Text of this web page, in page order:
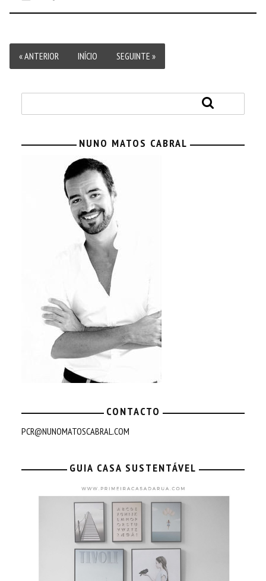
« ANTERIOR INÍCIO SEGUINTE »
NUNO MATOS CABRAL
CONTACTO
PCR@NUNOMATOSCABRAL.COM
GUIA CASA SUSTENTÁVEL